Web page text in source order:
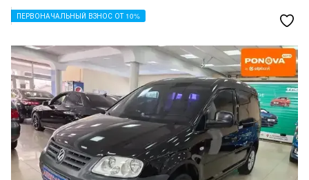
ПЕРВОНАЧАЛЬНЫЙ ВЗНОС ОТ 10%